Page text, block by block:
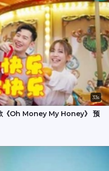
33s
《Oh Money My Honey》 预